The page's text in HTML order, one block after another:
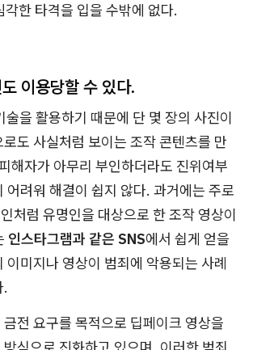
각한 타격을 입을 수밖에 없다.
이용당할 수 있다.
을 활용하기 때문에 단 몇 장의 사진이
도 사실처럼 보이는 조작 콘텐츠를 만
해자가 아무리 부인하더라도 진위여부
어려워 해결이 쉽지 않다. 과거에는 주로
처럼 유명인을 대상으로 한 조작 영상이
인스타그램과 같은 SNS에서 쉽게 얻을
이미지나 영상이 범죄에 악용되는 사례
.
전 요구를 목적으로 딥페이크 영상을